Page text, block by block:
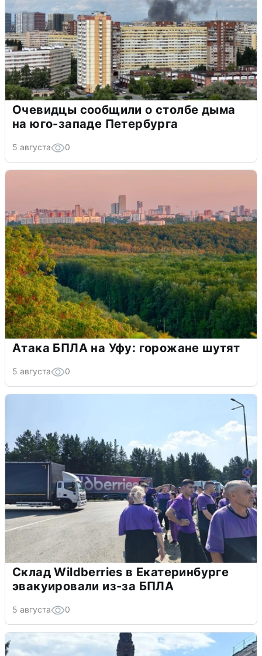
Очевидцы сообщили о столбе дыма
на юго-западе Петербурга
5 августа 0
Атака БПЛА на Уфу: горожане шутят
5 августа 0
Склад Wildberries в Екатеринбурге
эвакуировали из-за БПЛА
5 августа 0